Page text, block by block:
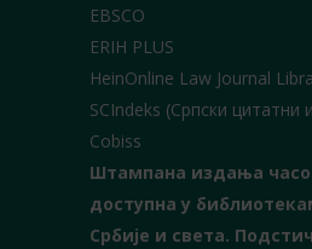
EBSCO
ERIH PLUS
HeinOnline Law Journal
SCIndeks (Српски цитатни
Cobiss
Штампана издања
доступна у
Србије и света.